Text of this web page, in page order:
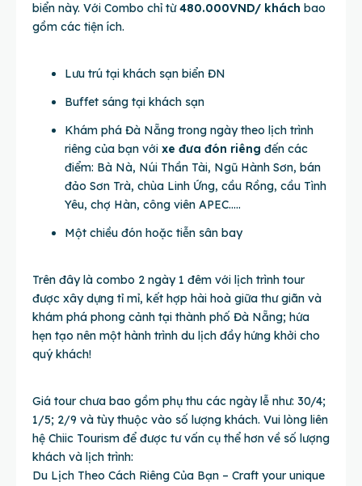
biển này. Với Combo chỉ từ480.000VND/ khách bao
gồm các tiện ích.
Lưu trú tại khách sạn biển ĐN
Buffet sáng tại khách sạn
Khám phá Đà Nẵng trong ngày theo lịch trình
riêng của bạn với xe đưa đón riêng đến các
điểm: Bà Nà, Núi Thần Tài, Ngũ Hành Sơn, bán
đảo Sơn Trà, chùa Linh Ứng, cầu Rồng, cầu Tình
Yêu, chợ Hàn, công viên APEC…..
Một chiều đón hoặc tiễn sân bay
Trên đây là combo 2 ngày 1 đêm với lịch trình tour
được xây dựng tỉ mỉ, kết hợp hài hoà giữa thư giãn và
khám phá phong cảnh tại thành phố Đà Nẵng; hứa
hẹn tạo nên một hành trình du lịch đầy hứng khởi cho
quý khách!
Giá tour chưa bao gồm phụ thu các ngày lễ như: 30/4;
1/5; 2/9 và tùy thuộc vào số lượng khách. Vui lòng liên
hệ Chiic Tourism để được tư vấn cụ thể hơn về số lượng
khách và lịch trình:
Du Lịch Theo Cách Riêng Của Bạn – Craft your unique